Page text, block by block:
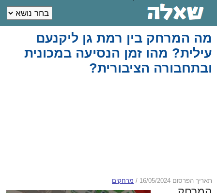
מה המרחק בין רמת גן ליקנעם
עילית? מהו זמן הנסיעה במכונית
ובתחבורה הציבורית?
תאריך הפרסום 16/05/2024 / מרחקים